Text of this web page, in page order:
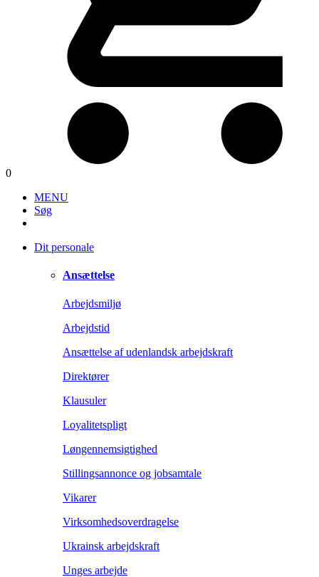
0
MENU
Søg
Dit personale
Ansættelse
Arbejdsmiljø
Arbejdstid
Ansættelse af udenlandsk arbejdskraft
Direktører
Klausuler
Loyalitetspligt
Løngennemsigtighed
Stillingsannonce og jobsamtale
Vikarer
Virksomhedsoverdragelse
Ukrainsk arbejdskraft
Unges arbejde